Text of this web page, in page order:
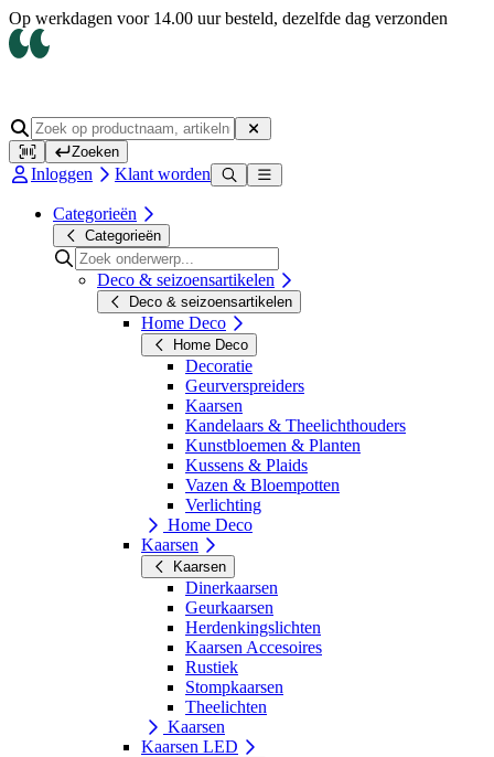
Op werkdagen voor 14.00 uur besteld, dezelfde dag verzonden
Zoeken
Inloggen Klant worden
Categorieën
Categorieën
Deco & seizoensartikelen
Deco & seizoensartikelen
Home Deco
Home Deco
Decoratie
Geurverspreiders
Kaarsen
Kandelaars & Theelichthouders
Kunstbloemen & Planten
Kussens & Plaids
Vazen & Bloempotten
Verlichting
Home Deco
Kaarsen
Kaarsen
Dinerkaarsen
Geurkaarsen
Herdenkingslichten
Kaarsen Accesoires
Rustiek
Stompkaarsen
Theelichten
Kaarsen
Kaarsen LED